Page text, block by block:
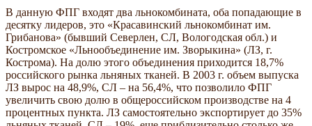
В данную ФПГ входят два льнокомбината, оба попадающие в
десятку лидеров, это «Красавинский льнокомбинат им.
Грибанова» (бывший Северлен, СЛ, Вологодская обл.) и
Костромское «Льнообъединение им. Зворыкина» (ЛЗ, г.
Кострома). На долю этого объединения приходится 18,7%
российского рынка льняных тканей. В 2003 г. объем выпуска
ЛЗ вырос на 48,9%, СЛ – на 56,4%, что позволило ФПГ
увеличить свою долю в общероссийском производстве на 4
процентных пункта. ЛЗ самостоятельно экспортирует до 35%